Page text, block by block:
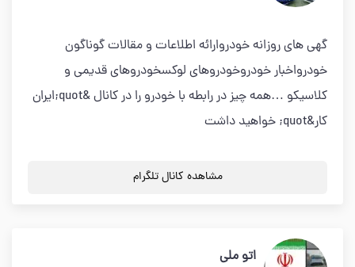
گهی های روزانه خودروارائه اطلاعات و مقالات گوناگون
خودرواخبار خودروخودروهای لوکسخودروهای قدیمی و
کلاسیکو …همه چیز در رابطه با خودرو را در کانال &quot;ایران
کار&quot; خواهید داشت
مشاهده کانال تلگرام
اتو ملی